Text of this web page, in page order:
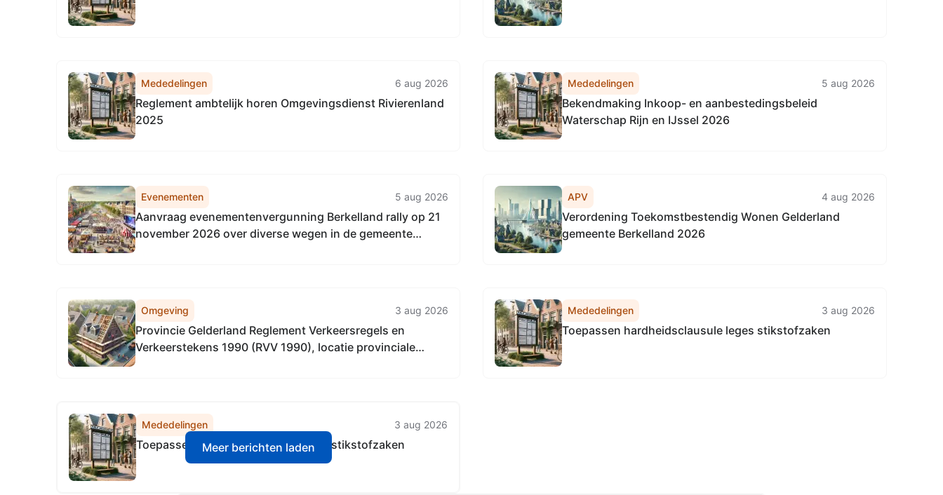
Mededelingen 6 aug 2026
Reglement ambtelijk horen Omgevingsdienst Rivierenland
2025
Mededelingen 5 aug 2026
Bekendmaking Inkoop- en aanbestedingsbeleid
Waterschap Rijn en IJssel 2026
Evenementen 5 aug 2026
Aanvraag evenementenvergunning Berkelland rally op 21
november 2026 over diverse wegen in de gemeente
APV 4 aug 2026
Verordening Toekomstbestendig Wonen Gelderland
gemeente Berkelland 2026
Omgeving 3 aug 2026
Provincie Gelderland Reglement Verkeersregels en
Verkeerstekens 1990 (RVV 1990), locatie provinciale
Mededelingen 3 aug 2026
Toepassen hardheidsclausule leges stikstofzaken
Mededelingen 3 aug 2026
Toepassen hardheidsclausule leges stikstofzaken
Meer berichten laden